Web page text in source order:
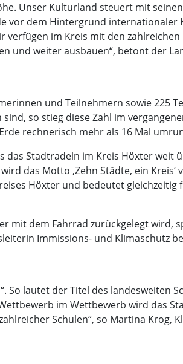
Unser Kulturland steuert mit
vor dem Hintergrund
im Kreis mit den
und weiter ausbauen“, betont der
und Teilnehmern sowie 225
so stieg diese Zahl im
rechnerisch mehr als 16 Mal
das Stadtradeln im Kreis Höxter
das Motto ‚Zehn Städte, ein
Höxter und bedeutet
mit dem Fahrrad zurückgelegt wird,
Immissions- und Klimaschutz
So lautet der Titel des landesweiten
im Wettbewerb wird das
Schulen“, so Martina Krog,